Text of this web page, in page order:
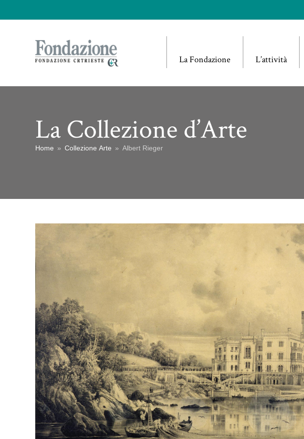
La Fondazione L’attività
La Collezione d’Arte
Home » Collezione Arte » Albert Rieger